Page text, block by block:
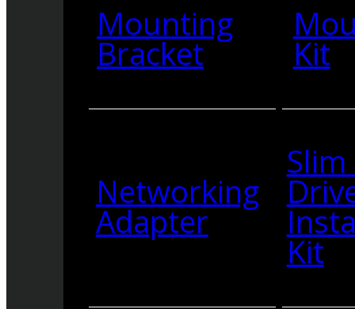
Mounting
Bracket Kit
Networking
Adapter
Kit